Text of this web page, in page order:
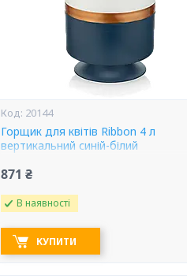
20144
Горщик для квітів Ribbon 4 л
вертикальний синій-білий
871 ₴
В наявності
КУПИТИ